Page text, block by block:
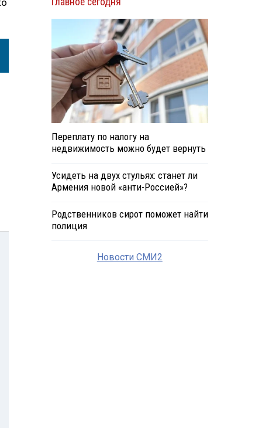
Переплату по налогу на
недвижимость можно будет вернуть
Усидеть на двух стульях: станет ли
Армения новой «анти-Россией»?
Родственников сирот поможет найти
полиция
Новости СМИ2